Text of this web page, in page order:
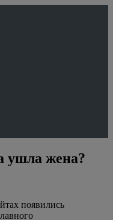
ушла жена?
появились